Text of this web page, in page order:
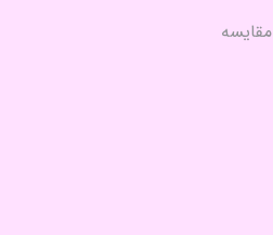
مقایسه